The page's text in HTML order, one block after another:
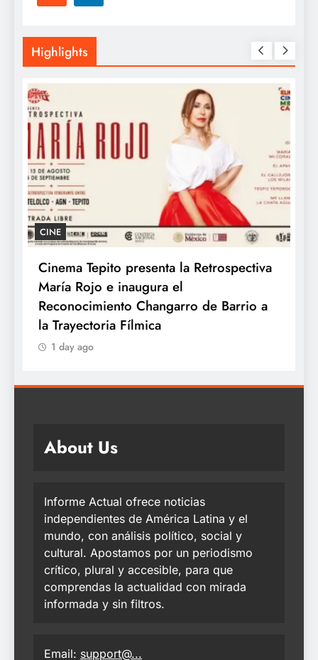
Highlights
GASTRONOMÍA
Kyoto celebra el Día Mundial del Ramen
con los auténticos sabores de Japón
1 day ago
About Us
Informe Actual ofrece noticias
independientes de América Latina y el
mundo, con análisis político, social y
cultural. Apostamos por un periodismo
crítico, plural y accesible, para que
comprendas la actualidad con mirada
informada y sin filtros.
Email: support@...